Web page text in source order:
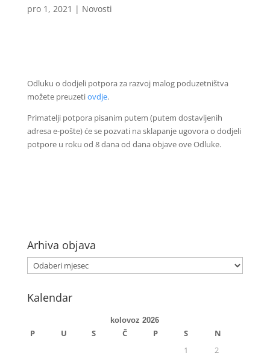
pro 1, 2021 | Novosti
Odluku o dodjeli potpora za razvoj malog poduzetništva
možete preuzetiovdje.
Primatelji potpora pisanim putem (putem dostavljenih
adresa e-pošte) će se pozvati na sklapanje ugovora o dodjeli
potpore u roku od 8 dana od dana objave ove Odluke.
Arhiva objava
Kalendar
kolovoz 2026
P U S Č P S
N
1
2